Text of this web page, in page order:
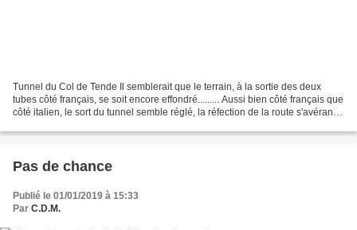
Tunnel du Col de Tende Il semblerait que le terrain, à la sortie des deux
tubes côté français, se soit encore effondré......... Aussi bien côté français que
côté italien, le sort du tunnel semble réglé, la réfection de la route s'avérant
Pas de chance
Publié le 01/01/2019 à 15:33
Par C.D.M.